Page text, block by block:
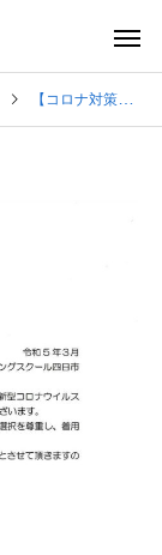
【コロナ対策】マスク着用について